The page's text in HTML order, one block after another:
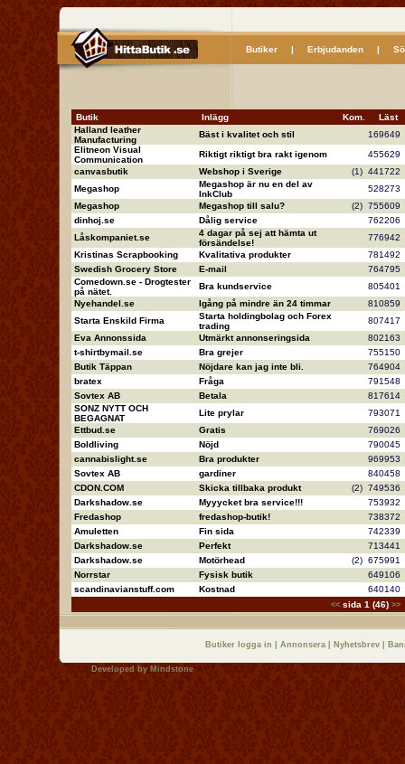
Butiker| Erbjudanden|
Butik Inlägg Kom.
Läst
Halland leather
Manufacturing
Bäst i kvalitet och stil
169649
Elitneon Visual
Communication
Riktigt riktigt bra rakt igenom
455629
canvasbutik
Webshop i Sverige (1) 441722
Megashop
Megashop är nu en del av
InkClub
528273
Megashop
Megashop till salu? (2) 755609
dinhoj.se
Dålig service
762206
Låskompaniet.se
4 dagar på sej att hämta ut
försändelse!
776942
Kristinas Scrapbooking
Kvalitativa produkter
781492
Swedish Grocery Store
E-mail
764795
Comedown.se - Drogtester
på nätet.
Bra kundservice
805401
Nyehandel.se
Igång på mindre än 24 timmar
810859
Starta Enskild Firma
Starta holdingbolag och Forex
trading
807417
Eva Annonssida
Utmärkt annonseringsida
802163
t-shirtbymail.se
Bra grejer
755150
Butik Täppan
Nöjdare kan jag inte bli.
764904
bratex
Fråga
791548
Sovtex AB
Betala
817614
SONZ NYTT OCH
BEGAGNAT
Lite prylar
793071
Ettbud.se
Gratis
769026
Boldliving
Nöjd
790045
cannabislight.se
Bra produkter
969953
Sovtex AB
gardiner
840458
CDON.COM
Skicka tillbaka produkt (2) 749536
Darkshadow.se
Myyycket bra service!!!
753932
Fredashop
fredashop-butik!
738372
Amuletten
Fin sida
742339
Darkshadow.se
Perfekt
713441
Darkshadow.se
Motörhead (2) 675991
Norrstar
Fysisk butik
649106
scandinavianstuff.com
Kostnad 640140
<< sida 1 (46) >>
Butiker logga in Annonsera Nyhetsbrev
Developed by Mindstone